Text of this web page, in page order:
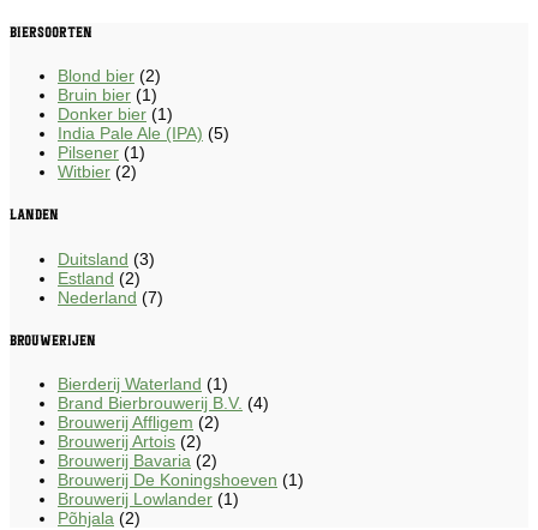
Biersoorten
Blond bier (2)
Bruin bier (1)
Donker bier (1)
India Pale Ale (IPA) (5)
Pilsener (1)
Witbier (2)
Landen
Duitsland (3)
Estland (2)
Nederland (7)
Brouwerijen
Bierderij Waterland (1)
Brand Bierbrouwerij B.V. (4)
Brouwerij Affligem (2)
Brouwerij Artois (2)
Brouwerij Bavaria (2)
Brouwerij De Koningshoeven (1)
Brouwerij Lowlander (1)
Põhjala (2)